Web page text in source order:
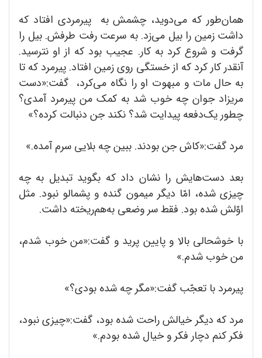
همان‌طور که می‌دوید، چشمش به پیرمردی افتاد که
داشت زمین را بیل می‌زد. به سرعت رفت طرفش. بیل را
گرفت و شروع کرد به کار. عجیب بود که از او نترسید.
آنقدر کار کرد که از خستگی روی زمین افتاد. پیرمرد که تا
به حال مات و مبهوت او را نگاه می‌کرد، گفت:«دست
مریزاد جوان چه خوب شد به کمک من پیرمرد آمدی؟
چطور یک‌دفعه پیدایت شد؟ نکند جن دنبالت کرده؟»
مرد گفت:«کاش جن بودند. ببین چه بلایی سرم آمده.»
بعد دست‌هایش را نشان داد که بگوید تبدیل به چه
چیزی شده، امّا دیگر میمون گنده و پشمالو نبود. مثل
اوّلش شده بود. فقط سر وضعی به‌هم‌ریخته داشت.
با خوشحالی بالا و پایین پرید و گفت:«من خوب شدم،
من خوب شدم.»
پیرمرد با تعجّب گفت:«مگر چه شده بودی؟»
مرد که دیگر خیالش راحت شده بود، گفت:«چیزی نبود،
فکر کنم دچار فکر و خیال شده بودم.»